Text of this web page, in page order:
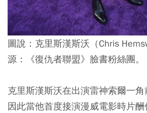
圖說：克里斯漢斯沃（Chris
源：《復仇者聯盟》臉書粉絲團。
克里斯漢斯沃在出演雷神索爾一
因此當他首度接演漫威電影時片